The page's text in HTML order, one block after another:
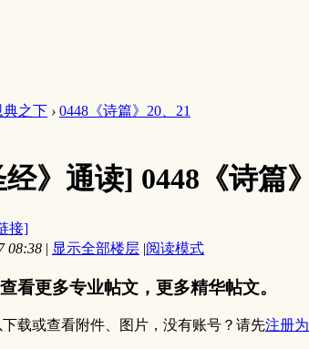
典之下 › 0448《诗篇》20、21
》通读] 0448《诗篇
接]
08:38 | 显示全部楼层 |阅读模式
看更多专业帖文，更多精华帖文。
下载或查看附件、图片，没有账号？请先注册